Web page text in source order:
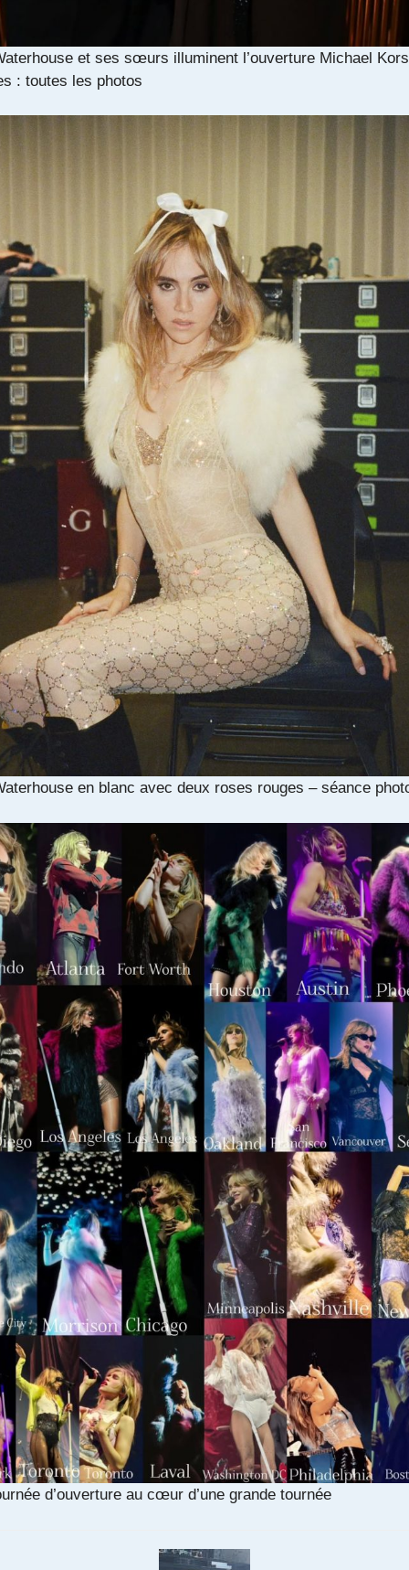
et ses sœurs illuminent l’ouverture Michael
: toutes les photos
en blanc avec deux roses rouges – séance
d’ouverture au cœur d’une grande tournée